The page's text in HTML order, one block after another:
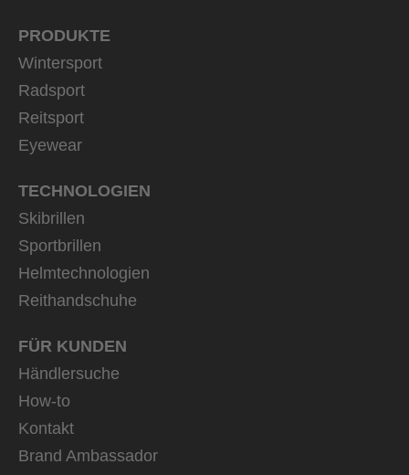
PRODUKTE
Wintersport
Radsport
Reitsport
Eyewear
TECHNOLOGIEN
Skibrillen
Sportbrillen
Helmtechnologien
Reithandschuhe
FÜR KUNDEN
Händlersuche
How-to
Kontakt
Brand Ambassador